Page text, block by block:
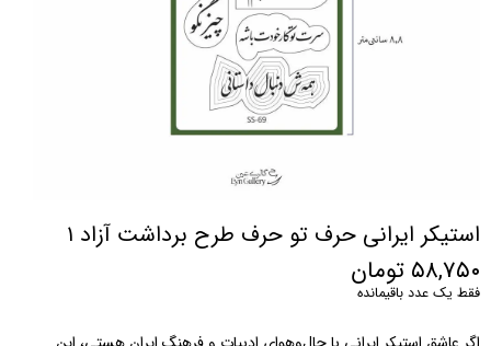
استیکر ایرانی حرف تو حرف طرح برداشت آزاد ۱
۵۸,۷۵۰ تومان
فقط یک عدد باقیمانده